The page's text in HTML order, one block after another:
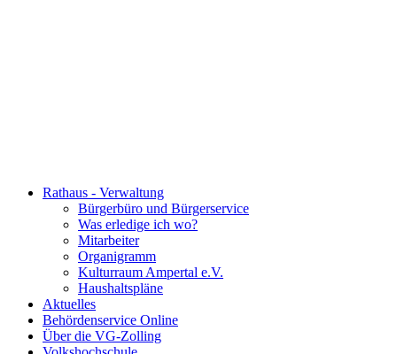
Rathaus - Verwaltung
Bürgerbüro und Bürgerservice
Was erledige ich wo?
Mitarbeiter
Organigramm
Kulturraum Ampertal e.V.
Haushaltspläne
Aktuelles
Behördenservice Online
Über die VG-Zolling